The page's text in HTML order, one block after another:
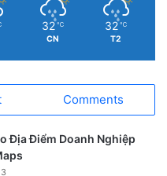
32 ℃
CN
32 ℃
T2
Comments
Địa Điểm Doanh Nghiệp